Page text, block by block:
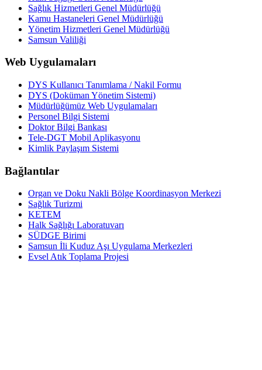
Sağlık Hizmetleri Genel Müdürlüğü
Kamu Hastaneleri Genel Müdürlüğü
Yönetim Hizmetleri Genel Müdürlüğü
Samsun Valiliği
Web Uygulamaları
DYS Kullanıcı Tanımlama / Nakil Formu
DYS (Doküman Yönetim Sistemi)
Müdürlüğümüz Web Uygulamaları
Personel Bilgi Sistemi
Doktor Bilgi Bankası
Tele-DGT Mobil Aplikasyonu
Kimlik Paylaşım Sistemi
Bağlantılar
Organ ve Doku Nakli Bölge Koordinasyon Merkezi
Sağlık Turizmi
KETEM
Halk Sağlığı Laboratuvarı
SÜDGE Birimi
Samsun İli Kuduz Aşı Uygulama Merkezleri
Evsel Atık Toplama Projesi